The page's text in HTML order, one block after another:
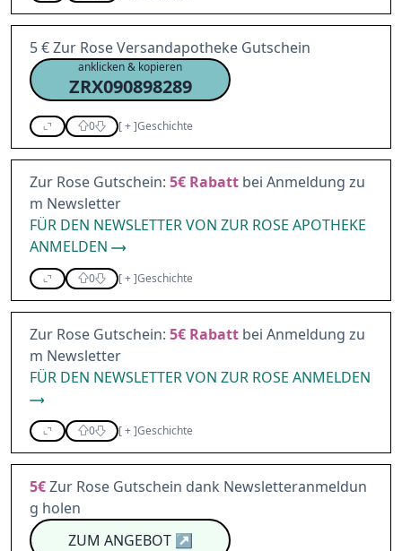
5 € Zur Rose Versandapotheke Gutschein
anklicken & kopieren
ZRX090898289
0 [+]Geschichte
Zur Rose Gutschein: 5€ Rabatt bei Anmeldung zu
m Newsletter
FÜR DEN NEWSLETTER VON ZUR ROSE APOTHEKE
ANMELDEN
0 [+]Geschichte
Zur Rose Gutschein: 5€ Rabatt bei Anmeldung zu
m Newsletter
FÜR DEN NEWSLETTER VON ZUR ROSE ANMELDEN
0 [+]Geschichte
5€Zur Rose Gutschein dank Newsletteranmeldun
g holen
ZUM ANGEBOT↗